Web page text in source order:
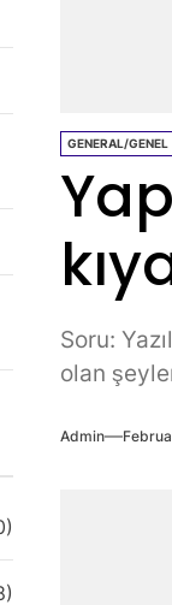
GENERAL/GENEL
Soru:
olan
Admin